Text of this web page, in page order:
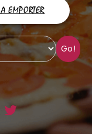
A EMPORTER
Go!